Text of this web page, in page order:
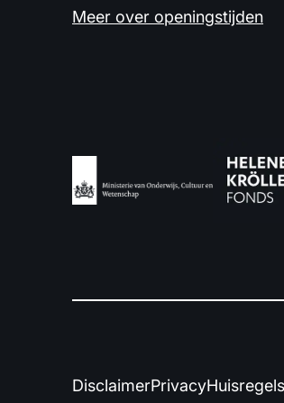
Meer over openingstijden
DisclaimerPrivacyHuisregels